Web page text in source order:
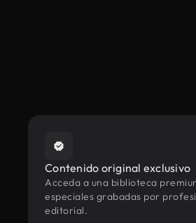
Contenido original exclusivo
Acceda a una biblioteca
especiales grabadas por
editorial.